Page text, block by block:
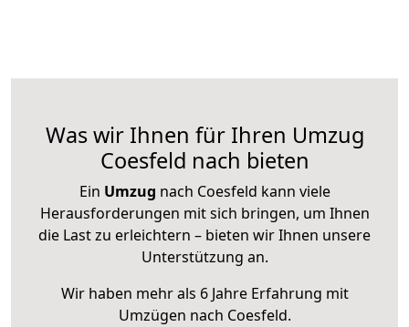
Was wir Ihnen für Ihren Umzug
Coesfeld nach bieten
Ein Umzug nach Coesfeld kann viele
Herausforderungen mit sich bringen, um Ihnen
die Last zu erleichtern – bieten wir Ihnen unsere
Unterstützung an.
Wir haben mehr als 6 Jahre Erfahrung mit
Umzügen nach Coesfeld.